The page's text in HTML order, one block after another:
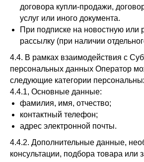
договора купли-продажи,
услуг или иного документа.
При подписке на новостную или
рассылку (при наличии
4.4. В рамках взаимодействия с
персональных данных Оператор
следующие категории
4.4.1, Основные данные:
фамилия, имя, отчество;
контактный телефон;
адрес электронной почты.
4.4.2. Дополнительные данные,
консультации, подбора товара или